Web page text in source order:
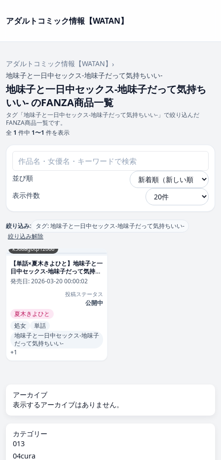
アダルトコミック情報【WATAN】
アダルトコミック情報【WATAN】 ›
地味子と一日中セックス-地味子だって気持ちいい-
地味子と一日中セックス-地味子だって気持ち
いい- のFANZA商品一覧
タグ「地味子と一日中セックス-地味子だって気持ちいい-」で絞り込んだ
FANZA商品一覧です。
全 1 件中 1〜1 件を表示
並び順
表示件数
絞り込み: タグ: 地味子と一日中セックス-地味子だって気持ちいい-
絞り込み解除
k568agotp12066
【単話×夏木きよひと】地味子と一
日中セックス-地味子だって気持ち
いい-（単話）
発売日:2026-03-20 00:00:02
投稿ステータス
公開中
夏木きよひと
処女
単話
地味子と一日中セックス-地味子
だって気持ちいい-
+1
アーカイブ
表示するアーカイブはありません。
カテゴリー
013
04cura